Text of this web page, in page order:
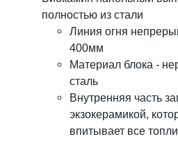
полностью из стали
Линия огня
400мм
​Материал блока -
сталь
Внутренняя часть
экзокерамикой,
впитывает все